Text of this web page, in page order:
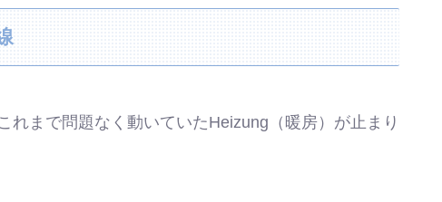
れまで問題なく動いていたHeizung（暖房）が止まり